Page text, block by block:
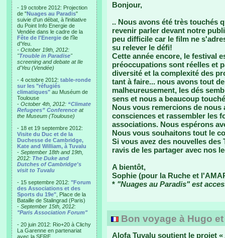
- 19 octobre 2012: Projection
de "Nuages au Paradis"
suivie d'un débat, à l'initiative
du Point Info Energie de
Vendée dans le cadre de la
Fête de l'Energie de l'île
d'Yeu.
- October 19th, 2012:
"Trouble in Paradise"
screening and debate at Ile
d'Yeu (Vendée)
- 4 octobre 2012: table-ronde
sur les "réfugiés
climatiques" au Muséum de
Toulouse
- October 4th, 2012: “Climate
Refugees” Conference at
the Museum (Toulouse)
- 18 et 19 septembre 2012:
Visite du Duc et de la
Duchesse de Cambridge,
Kate and William, à Tuvalu
- September 18th and 19th,
2012: The Duke and
Dutches of Cambridge's
visit to Tuvalu
- 15 septembre 2012: "Forum
des Associations et des
Sports du 19e" , Place de la
Bataille de Stalingrad (Paris)
- September 15th, 2012:
"Paris Association Forum"
- 20 juin 2012: Rio+20 à Clichy
La Garenne en partenariat
avec la SERE
Bonjour,
.. Nous avons été très touchés
revenir parler devant notre
peu difficile car le film ne
su relever le défi!
Cette année encore, le festival
préoccupations sont réelles et
diversité et la complexité des
tant à faire... nous avons tout
malheureusement, les dés
sens et nous a beaucoup
Nous vous remercions de
consciences et rassembler les
associations. Nous espérons
Nous vous souhaitons tout le
Si vous avez des nouvelles
ravis de les partager avec nos
A bientôt,
Sophie (pour la Ruche et
* "Nuages au Paradis" est
Bon voyage à Hugo
Alofa Tuvalu soutient le projet